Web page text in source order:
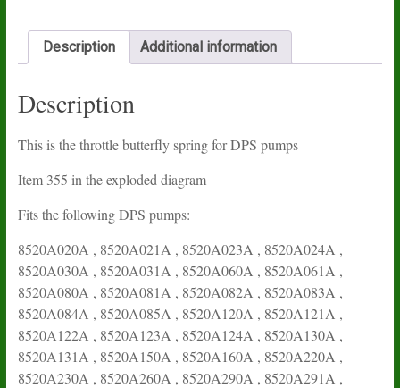
Description Additional information
Description
This is the throttle butterfly spring for DPS pumps
Item 355 in the exploded diagram
Fits the following DPS pumps:
8520A020A , 8520A021A , 8520A023A , 8520A024A ,
8520A030A , 8520A031A , 8520A060A , 8520A061A ,
8520A080A , 8520A081A , 8520A082A , 8520A083A ,
8520A084A , 8520A085A , 8520A120A , 8520A121A ,
8520A122A , 8520A123A , 8520A124A , 8520A130A ,
8520A131A , 8520A150A , 8520A160A , 8520A220A ,
8520A230A , 8520A260A , 8520A290A , 8520A291A ,